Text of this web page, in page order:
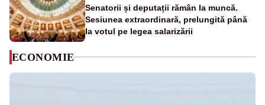
Senatorii și deputații rămân la muncă.
Sesiunea extraordinară, prelungită până
la votul pe legea salarizării
ECONOMIE